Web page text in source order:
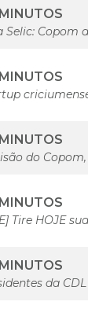
Selic: Copom
do
Tire HOJE
da